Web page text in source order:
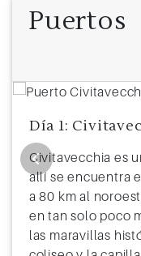
Puertos
Día 1:
Civitavecchia es
allí se encuentra
a 80 km al
en tan solo poco
las maravillas